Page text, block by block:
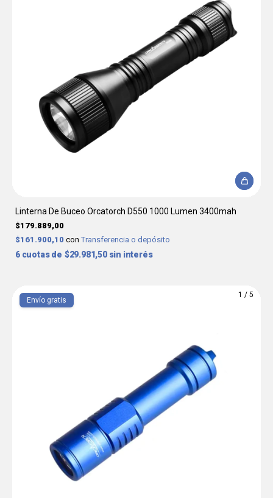
Linterna De Buceo Orcatorch D550 1000 Lumen 3400mah
$179.889,00
$161.900,10 con Transferencia o depósito
6 $29.981,50 sin interés
1 / 5
Envío gratis